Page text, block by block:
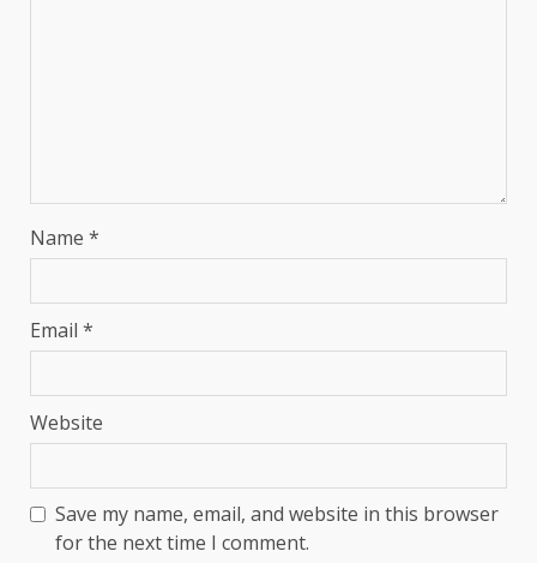
Name *
Email *
Website
Save my name, email, and website in this browser
for the next time I comment.